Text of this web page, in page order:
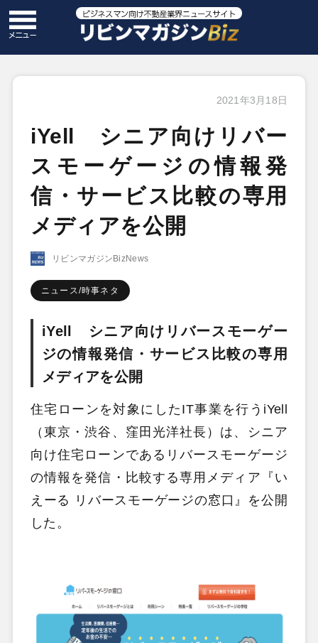
2021年3月18日
iYell シニア向けリバー
スモーゲージの情報発
信・サービス比較の専用
メディアを公開
リビンマガジンBizNews
ニュース/時事ネタ
iYell シニア向けリバースモーゲー
ジの情報発信・サービス比較の専用
メディアを公開
住宅ローンを対象にしたIT事業を行うiYell
（東京・渋谷、窪田光洋社長）は、シニア
向け住宅ローンであるリバースモーゲージ
の情報を発信・比較する専用メディア『い
えーる リバースモーゲージの窓口』を公開
した。